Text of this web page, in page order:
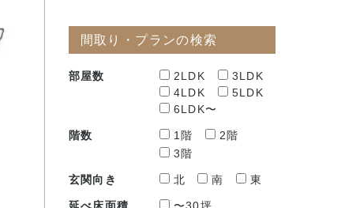
間取り・プランの検索
部屋数 2LDK
3LDK
4LDK
5LDK
6LDK〜
階数 1階
2階
3階
玄関向き 北 南 東